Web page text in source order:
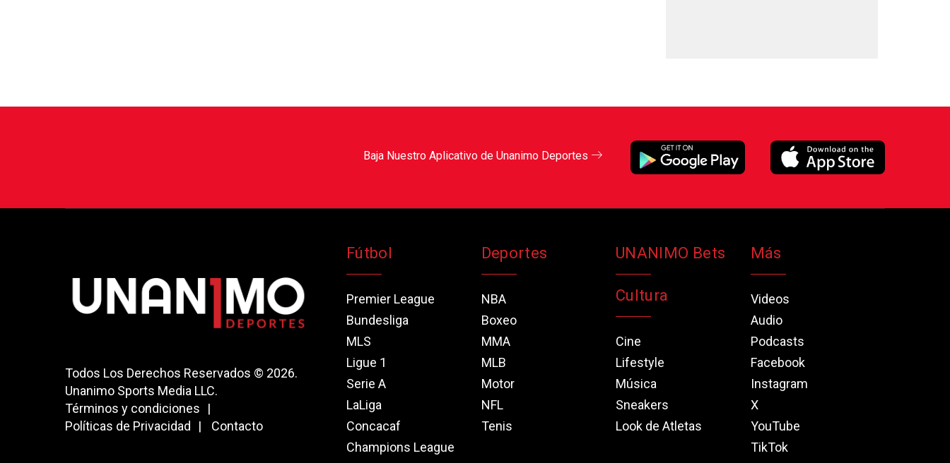
Baja Nuestro Aplicativo de Unanimo Deportes
Todos Los Derechos Reservados © 2026.
Unanimo Sports Media LLC.
Términos y condiciones
Políticas de Privacidad
Contacto
Fútbol
Premier League
Bundesliga
MLS
Ligue 1
Serie A
LaLiga
Concacaf
Champions League
Deportes
NBA
Boxeo
MMA
MLB
Motor
NFL
Tenis
UNANIMO Bets
Cultura
Cine
Lifestyle
Música
Sneakers
Look de Atletas
Más
Videos
Audio
Podcasts
Facebook
Instagram
X
YouTube
TikTok